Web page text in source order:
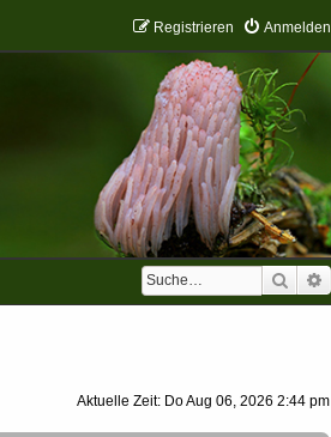
Anmelden
Registrieren
Suche
Aktuelle Zeit: Do Aug 06, 2026 2:44 pm